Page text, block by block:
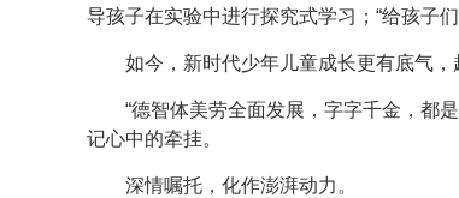
导孩子在实验中进行探究式学习；“给孩子
如今，新时代少年儿童成长更有底气
“德智体美劳全面发展，字字千金，都
记心中的牵挂。
深情嘱托，化作澎湃动力。